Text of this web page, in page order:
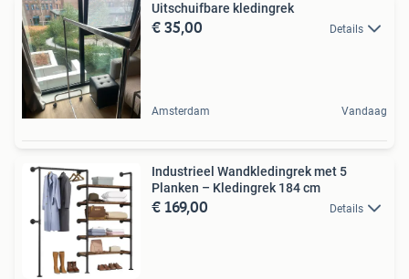
Uitschuifbare kledingrek
€ 35,00 Details
Amsterdam Vandaag
Industrieel Wandkledingrek met 5
Planken – Kledingrek 184 cm
€ 169,00 Details